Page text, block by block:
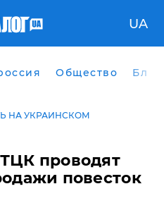
UA
Общество
НА УКРАИНСКОМ
проводят
повесток